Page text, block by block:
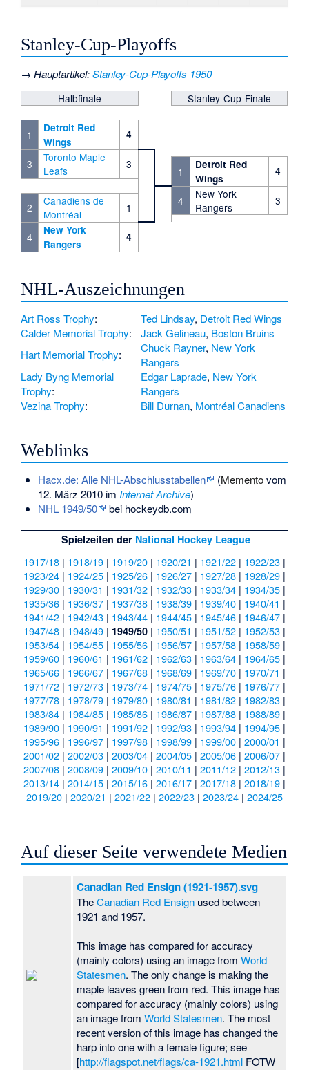
Stanley-Cup-Playoffs
→Hauptartikel:Stanley-Cup-Playoffs 1950
Halbfinale Stanley-Cup-Finale
1
Detroit Red
Wings
4
3
Toronto Maple
Leafs
3
1
Detroit Red
Wings
4
4
New York
Rangers
3
2
Canadiens de
Montréal
1
4
New York
Rangers
4
NHL-Auszeichnungen
Art Ross Trophy: Ted Lindsay, Detroit Red Wings
Calder Memorial Trophy: Jack Gelineau, Boston Bruins
Hart Memorial Trophy: Chuck Rayner, New York
Rangers
Lady Byng Memorial
Trophy:
Edgar Laprade, New York
Rangers
Vezina Trophy: Bill Durnan, Montréal Canadiens
Weblinks
Hacx.de: Alle NHL-Abschlusstabellen (Mementovom
12. März 2010 im Internet Archive)
NHL 1949/50
bei hockeydb.com
Spielzeiten der National Hockey League
1917/18| 1918/19| 1919/20| 1920/21 | 1921/22| 1922/23|
1923/24| 1924/25| 1925/26| 1926/27| 1927/28| 1928/29|
1929/30| 1930/31 | 1931/32| 1932/33| 1933/34| 1934/35|
1935/36| 1936/37| 1937/38| 1938/39| 1939/40| 1940/41 |
1941/42| 1942/43| 1943/44| 1944/45| 1945/46| 1946/47|
1947/48| 1948/49| 1949/50| 1950/51 | 1951/52| 1952/53|
1953/54| 1954/55| 1955/56| 1956/57| 1957/58| 1958/59|
1959/60| 1960/61 | 1961/62| 1962/63| 1963/64| 1964/65|
1965/66| 1966/67| 1967/68| 1968/69| 1969/70| 1970/71 |
1971/72| 1972/73| 1973/74| 1974/75| 1975/76| 1976/77|
1977/78| 1978/79| 1979/80| 1980/81 | 1981/82| 1982/83|
1983/84| 1984/85| 1985/86| 1986/87| 1987/88| 1988/89|
1989/90| 1990/91 | 1991/92| 1992/93| 1993/94| 1994/95|
1995/96| 1996/97| 1997/98| 1998/99| 1999/00| 2000/01 |
2001/02| 2002/03| 2003/04| 2004/05| 2005/06| 2006/07|
2007/08| 2008/09| 2009/10| 2010/11 | 2011/12| 2012/13|
2013/14| 2014/15| 2015/16| 2016/17| 2017/18| 2018/19|
2019/20| 2020/21 | 2021/22| 2022/23| 2023/24| 2024/25
Auf dieser Seite verwendete Medien
Canadian Red Ensign (1921-1957).svg
TheCanadian Red Ensign used between
1921 and 1957.
This image has compared for accuracy
(mainly colors) using an image fromWorld
Statesmen. The only change is making the
maple leaves green from red. This image has
compared for accuracy (mainly colors) using
an image fromWorld Statesmen. The most
recent version of this image has changed the
harp into one with a female figure; see
[http://flagspot.net/flags/ca-1921.html FOTW